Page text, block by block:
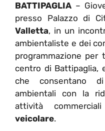
BATTIPAGLIA –
presso Palazzo di
Valletta, in un
ambientaliste e dei
programmazione per
centro di Battipaglia,
che consentano
ambientali con la
attività
veicolare.